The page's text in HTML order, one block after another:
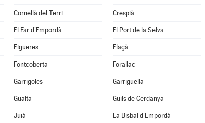
Cornellà del Terri Crespià
El Far d'Empordà El Port de la Selva
Figueres Flaçà
Fontcoberta Forallac
Garrigoles Garriguella
Gualta Guils de Cerdanya
Juià La Bisbal d'Empordà